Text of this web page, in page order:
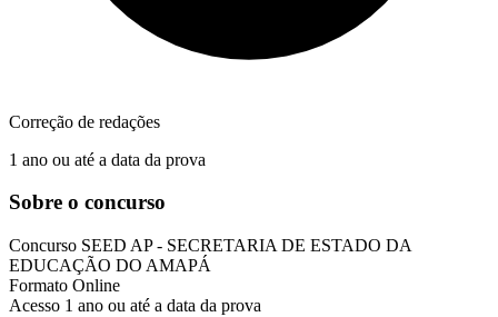
Correção de redações
1 ano ou até a data da prova
Sobre o concurso
Concurso SEED AP - SECRETARIA DE ESTADO DA
EDUCAÇÃO DO AMAPÁ
Formato Online
Acesso 1 ano ou até a data da prova